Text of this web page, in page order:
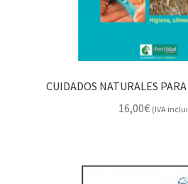
CUIDADOS NATURALES
16,00€ (IVA